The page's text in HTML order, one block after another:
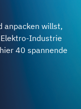
anpacken willst,
Industrie
40 spannende